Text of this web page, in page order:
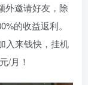
外邀请好友，除
的收益返利。
入来钱快，挂机
/月！